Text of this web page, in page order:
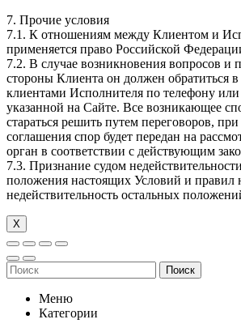
7. Прочие условия
7.1. К отношениям между Клиентом и
применяется право Российской
7.2. В случае возникновения вопросов и
стороны Клиента он должен обратиться
клиентами Исполнителя по телефону или
указанной на Сайте. Все возникающее
стараться решить путем переговоров,
соглашения спор будет передан на
орган в соответствии с действующим
7.3. Признание судом
положения настоящих Условий и правил
недействительность остальных
Х
Поиск
Меню
Категории